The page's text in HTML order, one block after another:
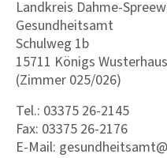
Landkreis Dahme-
Gesundheitsamt
Schulweg 1b
15711 Königs
(Zimmer 025/026)
Tel.: 03375 26-2145
Fax: 03375 26-2176
E-Mail: